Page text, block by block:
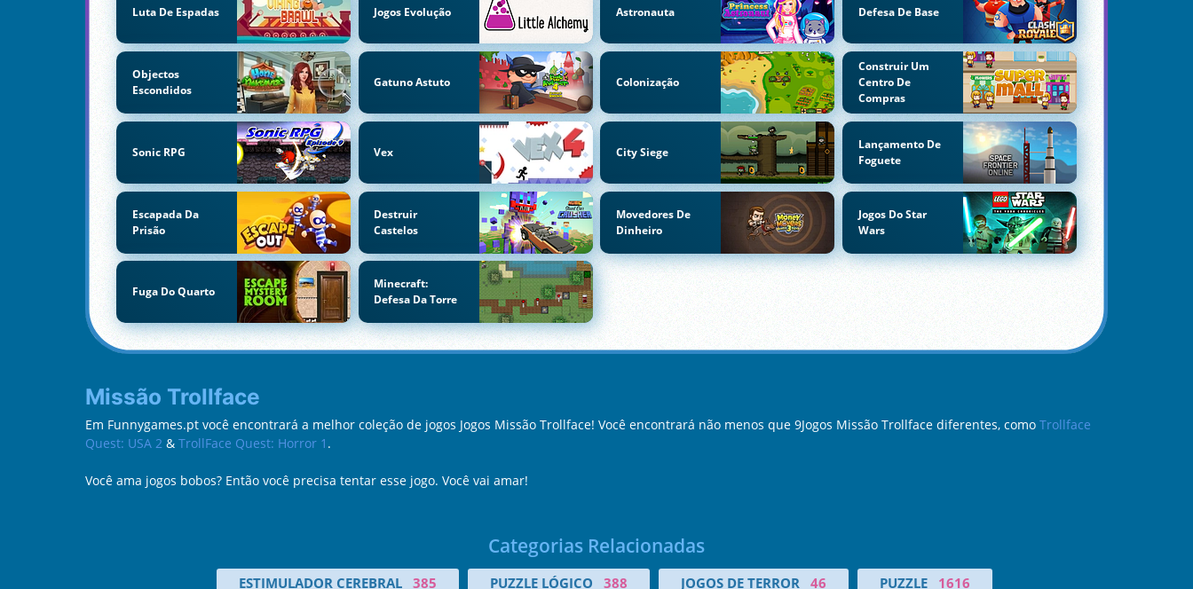
Luta De Espadas Jogos Evolução Astronauta Defesa De Base
Objectos
Escondidos
Gatuno Astuto Colonização
Construir Um
Centro De
Compras
Sonic RPG Vex City Siege
Lançamento De
Foguete
Escapada Da
Prisão
Destruir
Castelos
Movedores De
Dinheiro
Jogos Do Star
Wars
Fuga Do Quarto
Minecraft:
Defesa Da Torre
Missão Trollface
Em Funnygames.pt você encontrará a melhor coleção de jogos Jogos Missão Trollface! Você encontrará não menos que 9Jogos Missão Trollface diferentes, como Trollface
Quest: USA 2 & TrollFace Quest: Horror 1 .
Você ama jogos bobos? Então você precisa tentar esse jogo. Você vai amar!
Categorias Relacionadas
ESTIMULADOR CEREBRAL 385 PUZZLE LÓGICO 388 JOGOS DE TERROR 46 PUZZLE 1616